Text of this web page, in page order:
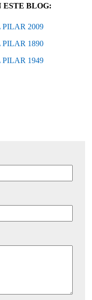
ESTE BLOG:
PILAR 2009
PILAR 1890
PILAR 1949